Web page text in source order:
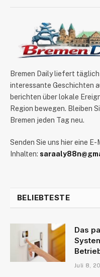
Bremen Daily liefert
interessante Geschichten
berichten über lokale
Region bewegen. Bleiben
Bremen jeden Tag neu.
Senden Sie uns hier eine
Inhalten:
BELIEBTESTE
Das
Juli 8,